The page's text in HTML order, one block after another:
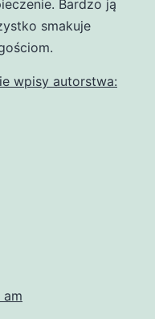
Bardzo ją
smakuje
wpisy autorstwa:
am